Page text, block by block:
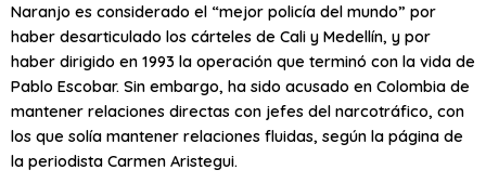
Naranjo es considerado el “mejor policía del mundo” por
haber desarticulado los cárteles de Cali y Medellín, y por
haber dirigido en 1993 la operación que terminó con la vida de
Pablo Escobar. Sin embargo, ha sido acusado en Colombia de
mantener relaciones directas con jefes del narcotráfico, con
los que solía mantener relaciones fluidas, según la página de
la periodista Carmen Aristegui.